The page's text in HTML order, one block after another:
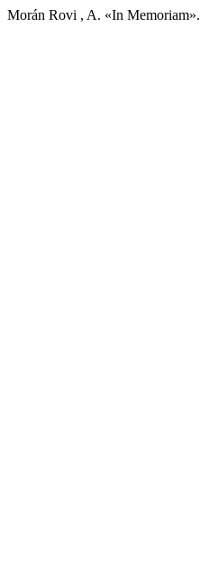
Morán Rovi , A. «In Memoriam».